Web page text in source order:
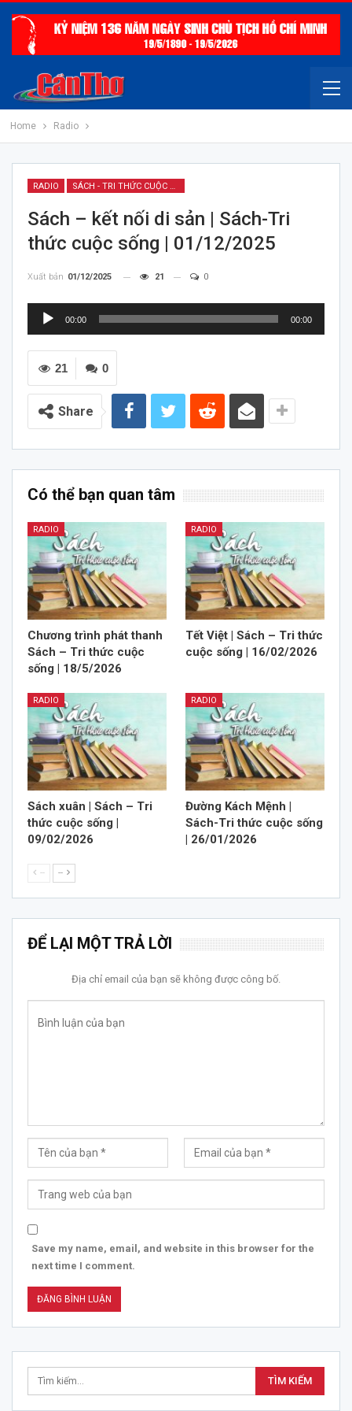
Home Radio
RADIO SÁCH - TRI THỨC CUỘC SỐNG
Sách – kết nối di sản | Sách-Tri
thức cuộc sống | 01/12/2025
Xuất bản 01/12/2025 21 0
Trình
Audio
00:00 00:00
0
21
Share
Có thể bạn quan tâm
RADIO
Chương trình phát thanh
Sách – Tri thức cuộc
sống | 18/5/2026
RADIO
Tết Việt | Sách – Tri thức
cuộc sống | 16/02/2026
RADIO
Sách xuân | Sách – Tri
thức cuộc sống |
09/02/2026
RADIO
Đường Kách Mệnh |
Sách-Tri thức cuộc sống
| 26/01/2026
-- --
ĐỂ LẠI MỘT TRẢ LỜI
Địa chỉ email của bạn sẽ không được công bố.
Save my name, email, and website in this browser for the
next time I comment.